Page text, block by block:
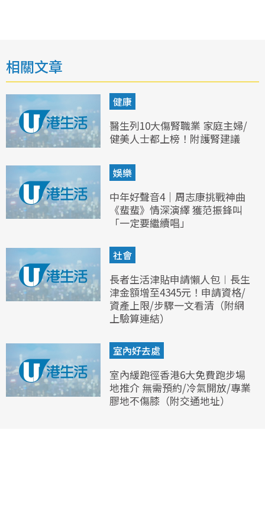
相關文章
健康
醫生列10大傷腎職業 家庭主婦/
健美人士都上榜！附護腎建議
娛樂
中年好聲音4｜周志康挑戰神曲
《蜚蜚》情深演繹 獲范振鋒叫
「一定要繼續唱」
社會
長者生活津貼申請懶人包︱長生
津金額增至4345元！申請資格/
資產上限/步驟一文看清（附網
上驗算連結）
室內好去處
室內緩跑徑香港6大免費跑步場
地推介 無需預約/冷氣開放/專業
膠地不傷膝（附交通地址）